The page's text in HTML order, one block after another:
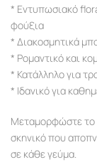
* Εντυπωσιακό
φούξια
* Διακοσμητικά
* Ρομαντικό και
* Κατάλληλο για
* Ιδανικό για
Μεταμορφώστε το
σκηνικό που
σε κάθε γεύμα.